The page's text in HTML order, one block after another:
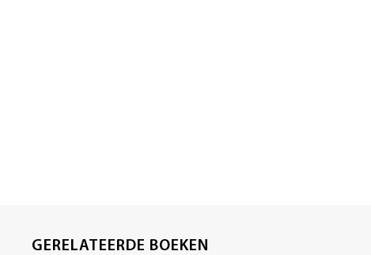
GERELATEERDE BOEKEN